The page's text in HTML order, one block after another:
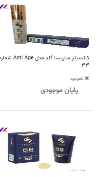
کانسیلر ساریسا گلد مدل Anti Age شماره
33
ناموجود
پایان موجودی